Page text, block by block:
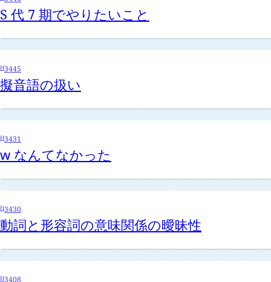
S 代 7 期でやりたいこと
H3445
擬音語の扱い
H3431
w なんてなかった
H3430
動詞と形容詞の意味関係の曖昧性
H3408